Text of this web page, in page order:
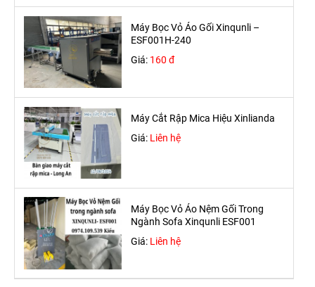
Máy Bọc Vỏ Áo Gối Xinqunli –
ESF001H-240
Giá: 160 đ
Máy Cắt Rập Mica Hiệu Xinlianda
Giá: Liên hệ
Máy Bọc Vỏ Áo Nệm Gối Trong
Ngành Sofa Xinqunli ESF001
Giá: Liên hệ